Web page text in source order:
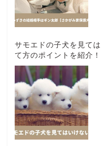
サモエドの子犬を見て
て方のポイントを紹介！